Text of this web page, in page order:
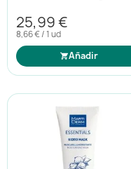
25,99 €
8,66 € / 1 ud
Añadir